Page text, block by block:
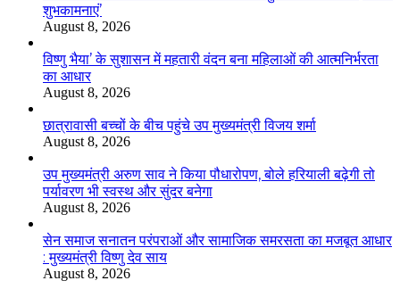
शुभकामनाएं’
August 8, 2026
विष्णु भैया’ के सुशासन में महतारी वंदन बना महिलाओं की आत्मनिर्भरता
का आधार
August 8, 2026
छात्रावासी बच्चों के बीच पहुंचे उप मुख्यमंत्री विजय शर्मा
August 8, 2026
उप मुख्यमंत्री अरुण साव ने किया पौधारोपण, बोले हरियाली बढ़ेगी तो
पर्यावरण भी स्वस्थ और सुंदर बनेगा
August 8, 2026
सेन समाज सनातन परंपराओं और सामाजिक समरसता का मजबूत आधार
: मुख्यमंत्री विष्णु देव साय
August 8, 2026